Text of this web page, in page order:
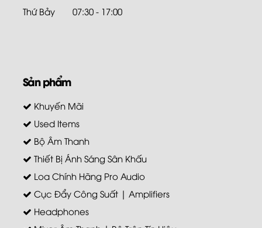
Thứ Bảy
07:30 - 17:00
Sản phẩm
Khuyến Mãi
Used Items
Bộ Âm Thanh
Thiết Bị Ánh Sáng Sân Khấu
Loa Chính Hãng Pro Audio
Cục Đẩy Công Suất | Amplifiers
Headphones